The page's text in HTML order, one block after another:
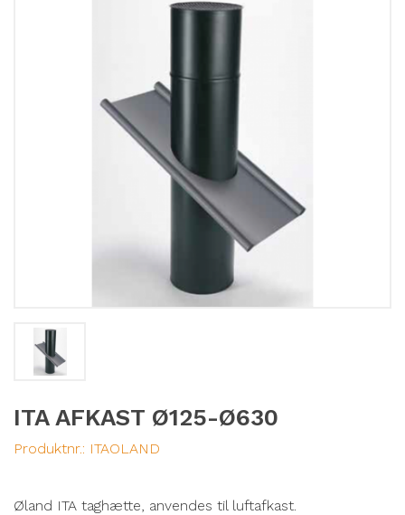
ITA AFKAST Ø125-Ø630
Produktnr.: ITAOLAND
Øland ITA taghætte, anvendes til luftafkast.